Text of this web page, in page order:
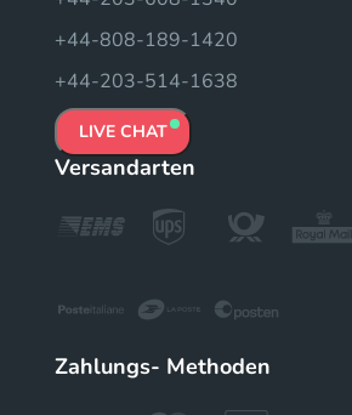
+44-808-189-1420
+44-203-514-1638
LIVE CHAT
Versandarten
Zahlungs- Methoden